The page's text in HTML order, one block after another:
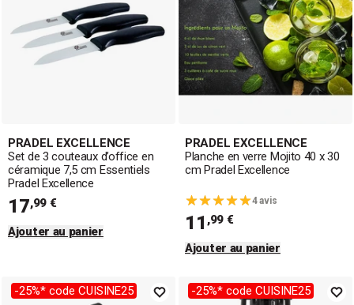
PRADEL EXCELLENCE
Set de 3 couteaux d’office en
céramique 7,5 cm Essentiels
Pradel Excellence
17,99 €
Ajouter au panier
PRADEL EXCELLENCE
Planche en verre Mojito 40 x 30
cm Pradel Excellence
4 avis
11 ,99 €
Ajouter au panier
-25%* code CUISINE25 -25%* code CUISINE25